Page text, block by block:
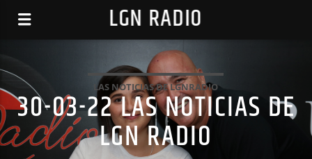
LGN RADIO
LAS NOTICIAS DE LGNRADIO
30-03-22 LAS NOTICIAS DE
LGN RADIO